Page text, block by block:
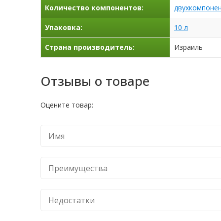
Количество компонентов:
Упаковка: 10 л
Страна производитель: Израиль
Отзывы о товаре
Оцените товар: